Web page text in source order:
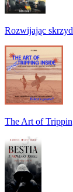
Rozwijając
The Art of